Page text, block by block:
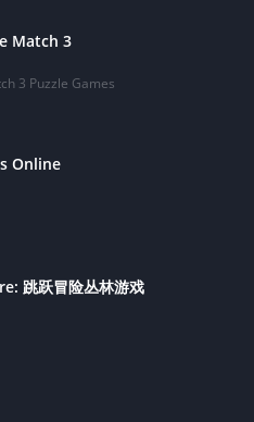
Match 3
3 Puzzle Games
Online
跳跃冒险丛林游戏